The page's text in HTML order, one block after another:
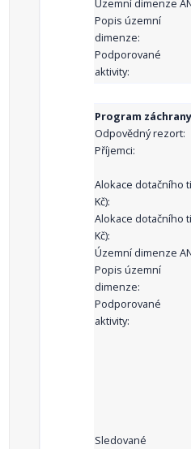
Územní dimenze
Popis územní
dimenze:
Podporované
aktivity:
Program
Odpovědný rezort:
Příjemci:
Alokace dotačního
Kč):
Alokace dotačního
Kč):
Územní dimenze
Popis územní
dimenze:
Podporované
aktivity:
Sledované